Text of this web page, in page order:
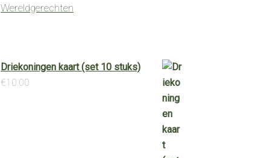
Wereldgerechten
Driekoningen kaart (set 10 stuks)
€10.00